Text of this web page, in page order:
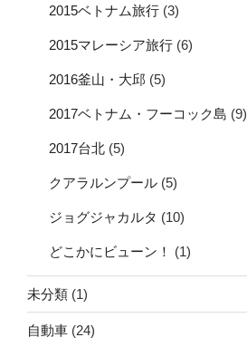
2015ベトナム旅行 (3)
2015マレーシア旅行 (6)
2016釜山・大邱 (5)
2017ベトナム・フーコック島 (9)
2017台北 (5)
クアラルンプール (5)
ジョグジャカルタ (10)
どこかにビューン！ (1)
未分類 (1)
自動車 (24)